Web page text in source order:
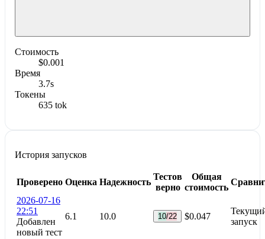
Стоимость
$0.001
Время
3.7s
Токены
635 tok
История запусков
Проверено Оценка Надежность
Тестов
верно
Общая
стоимость
2026-07-16
22:51
Добавлен
новый тест
6.1 10.0 10/22 $0.047
запуск